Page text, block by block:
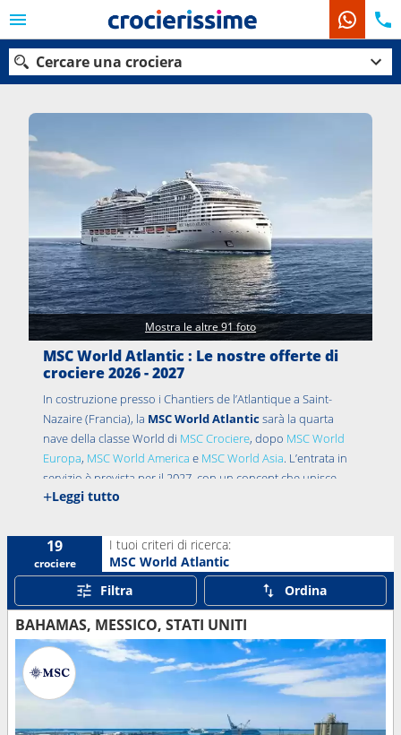
Cercare una crociera
Le nostre destinazioni
Mesi di partenza
Porti Compagnie
Ricerca
MSC World Atlantic : Le nostre offerte di
crociere 2026 - 2027
In costruzione presso i Chantiers de l’Atlantique a Saint-
Nazaire (Francia), la MSC World Atlanticsarà la quarta
nave della classe World di MSC Crociere, dopo MSC World
Europa, MSC World America e MSC World Asia. L’entrata in
servizio è prevista per il 2027, con un concept che unisce
l’identità europea del brand a standard di comfort pensati
+Leggi tutto
Mostra le altre 91 foto
19
crociere
I tuoi criteri di ricerca:
MSC World Atlantic
Filtra
Ordina
BAHAMAS, MESSICO, STATI UNITI